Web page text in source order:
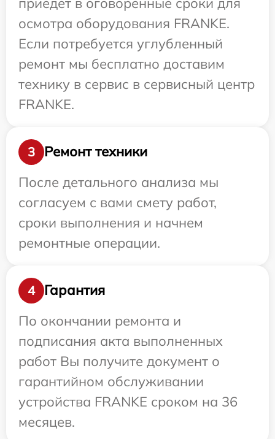
осмотра оборудования FRANKE.
Если потребуется углубленный
ремонт мы бесплатно доставим
технику в сервис в сервисный центр
FRANKE.
3
Ремонт техники
После детального анализа мы
согласуем с вами смету работ,
сроки выполнения и начнем
ремонтные операции.
4
Гарантия
По окончании ремонта и
подписания акта выполненных
работ Вы получите документ о
гарантийном обслуживании
устройства FRANKE сроком на 36
месяцев.